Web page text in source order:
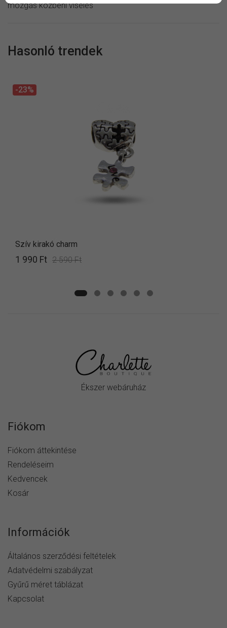
mozgás közbeni viselés
Hasonló trendek
-23%
Szív kirakó charm
1 990 Ft 2 590 Ft
Ékszer webáruház
Fiókom
Fiókom áttekintése
Rendeléseim
Kedvencek
Kosár
Információk
Általános szerződési feltételek
Adatvédelmi szabályzat
Gyűrű méret táblázat
Kapcsolat